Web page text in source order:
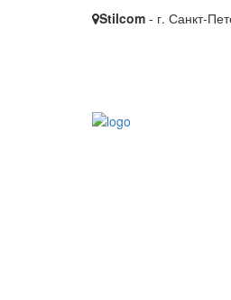
Stilcom - г. Санкт-